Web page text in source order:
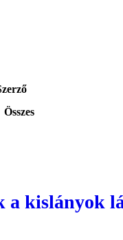
Összes
a kislányok